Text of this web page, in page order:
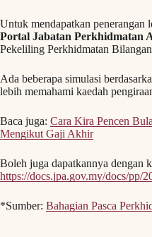
Untuk mendapatkan penerangan
Portal Jabatan Perkhidmatan
Pekeliling Perkhidmatan
Ada beberapa simulasi
lebih memahami kaedah
Baca juga: Cara Kira Pencen
Mengikut Gaji Akhir
Boleh juga dapatkannya dengan
https://docs.jpa.gov.my/docs/pp/
*Sumber: Bahagian Pasca